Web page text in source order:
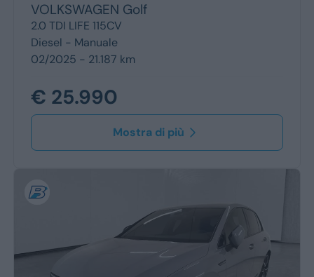
VOLKSWAGEN Golf
2.0 TDI LIFE 115CV
Diesel - Manuale
02/2025 - 21.187 km
€ 25.990
Mostra di più